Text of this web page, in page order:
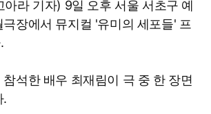
아라 기자) 9일 오후 서울 서초구 예
장에서 뮤지컬 '유미의 세포들' 프
석한 배우 최재림이 극 중 한 장면
.